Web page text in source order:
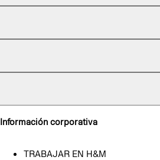
Información corporativa
TRABAJAR EN H&M